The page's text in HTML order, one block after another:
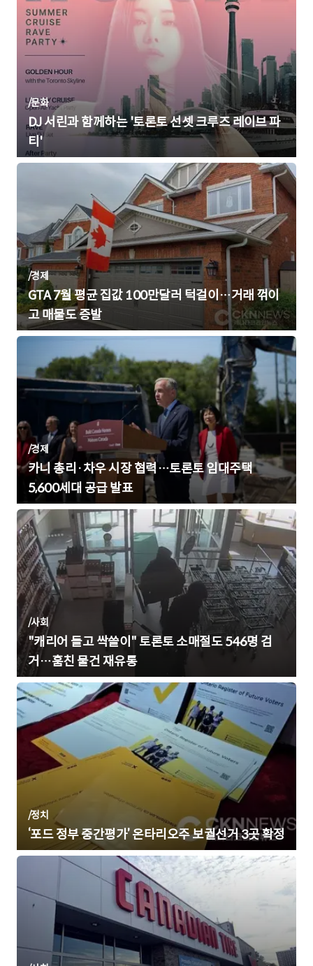
/문화
DJ 서린과 함께하는 '토론토 선셋 크루즈 레이브 파
티'
/경제
GTA 7월 평균 집값 100만달러 턱걸이…거래 꺾이
고 매물도 증발
/경제
카니 총리·차우 시장 협력…토론토 임대주택
5,600세대 공급 발표
/사회
"캐리어 들고 싹쓸이" 토론토 소매절도 546명 검
거…훔친 물건 재유통
/정치
‘포드 정부 중간평가’ 온타리오주 보궐선거 3곳 확정